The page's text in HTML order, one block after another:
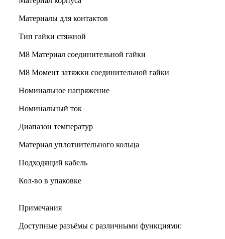
Материалы для контактов
Тип гайки стяжной
М8 Материал соединительной гайки
M8 Момент затяжки соединительной гайки
Номинальное напряжение
Номинальный ток
Диапазон температур
Материал уплотнительного кольца
Подходящий кабель
Кол-во в упаковке
Примечания
Доступные разъёмы с различными функциями: